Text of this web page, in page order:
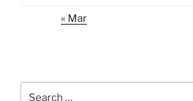
« Mar